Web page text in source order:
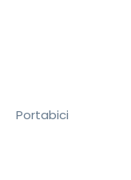
Portabici